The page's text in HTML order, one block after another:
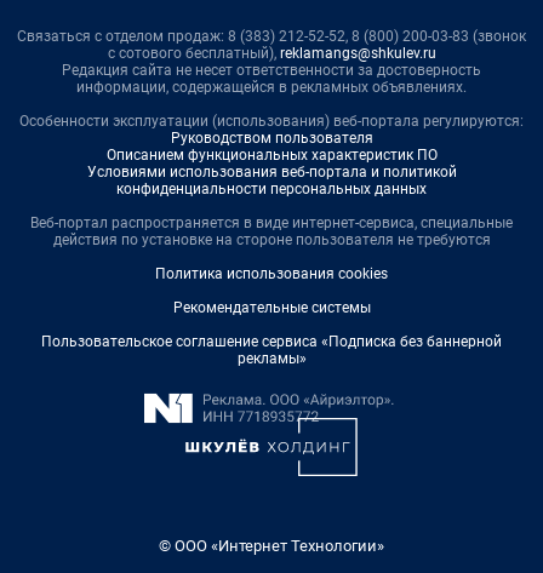
Связаться с отделом продаж: 8 (383) 212-52-52, 8 (800) 200-03-83 (звонок
с сотового бесплатный), reklamangs@shkulev.ru
Редакция сайта не несет ответственности за достоверность
информации, содержащейся в рекламных объявлениях.
Особенности эксплуатации (использования) веб-портала регулируются:
Руководством пользователя
Описанием функциональных характеристик ПО
Условиями использования веб-портала и политикой
конфиденциальности персональных данных
Веб-портал распространяется в виде интернет-сервиса, специальные
действия по установке на стороне пользователя не требуются
Политика использования cookies
Рекомендательные системы
Пользовательское соглашение сервиса «Подписка без баннерной
рекламы»
© ООО «Интернет Технологии»